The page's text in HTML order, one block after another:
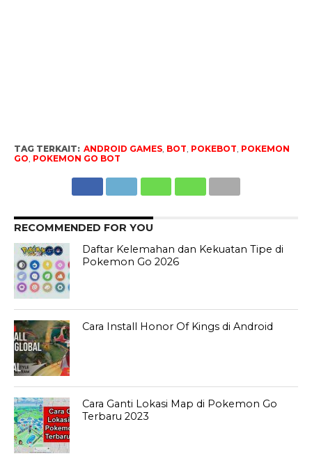
TAG TERKAIT: ANDROID GAMES, BOT POKEBOT POKEMON
GO POKEMON GO BOT
RECOMMENDED FOR YOU
Daftar Kelemahan dan Kekuatan Tipe di
Pokemon Go 2026
Cara Install Honor Of Kings di Android
Cara Ganti Lokasi Map di Pokemon Go
Terbaru 2023